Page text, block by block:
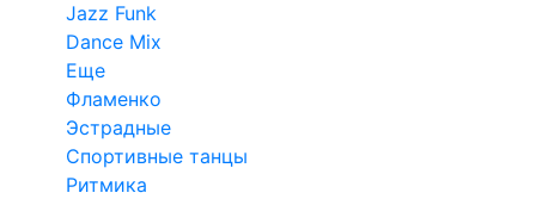
Jazz Funk
Dance Mix
Еще
Фламенко
Эстрадные
Спортивные танцы
Ритмика